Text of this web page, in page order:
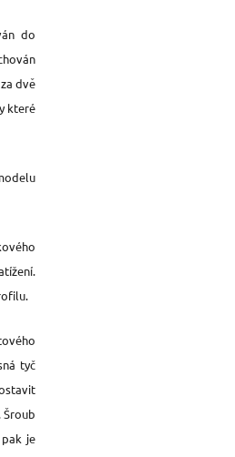
do
dvě
které
tyč
je